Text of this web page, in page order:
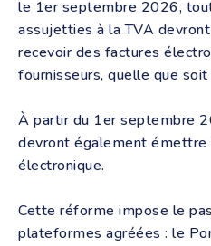
le 1er septembre 2026,
assujetties à la TVA
recevoir des factures
fournisseurs, quelle que
À partir du 1er septembre
devront également
électronique.
Cette réforme impose le
plateformes agréées : le